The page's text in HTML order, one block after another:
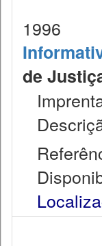
1996
de